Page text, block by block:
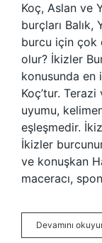
Koç, Aslan ve
burçları
burcu için çok
olur? İkizler
konusunda en
Koç’tur.
uyumu,
eşleşmedir.
İkizler
ve konuşkan
maceracı,
Devamını